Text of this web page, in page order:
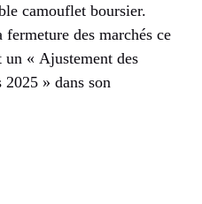
camouflet boursier.
fermeture des marchés ce
« Ajustement des
» dans son